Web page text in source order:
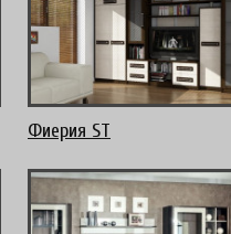
Фиерия ST